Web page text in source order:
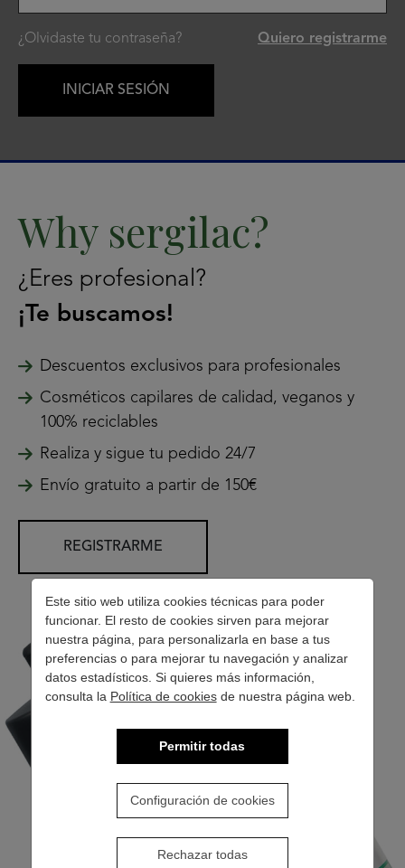
Este sitio web utiliza cookies técnicas para poder
funcionar. El resto de cookies sirven para mejorar
nuestra página, para personalizarla en base a tus
preferencias o para mejorar tu navegación y analizar
datos estadísticos. Si quieres más información,
consulta la Política de cookiesde nuestra página web.
Permitir todas
Configuración de cookies
Rechazar todas
¿Olvidaste tu contraseña? Quiero registrarme
INICIAR SESIÓN
Why sergilac?
¿Eres profesional?
¡Te buscamos!
Descuentos exclusivos para profesionales
Cosméticos capilares de calidad, veganos y
100% reciclables
Realiza y sigue tu pedido 24/7
Envío gratuito a partir de 150€
REGISTRARME